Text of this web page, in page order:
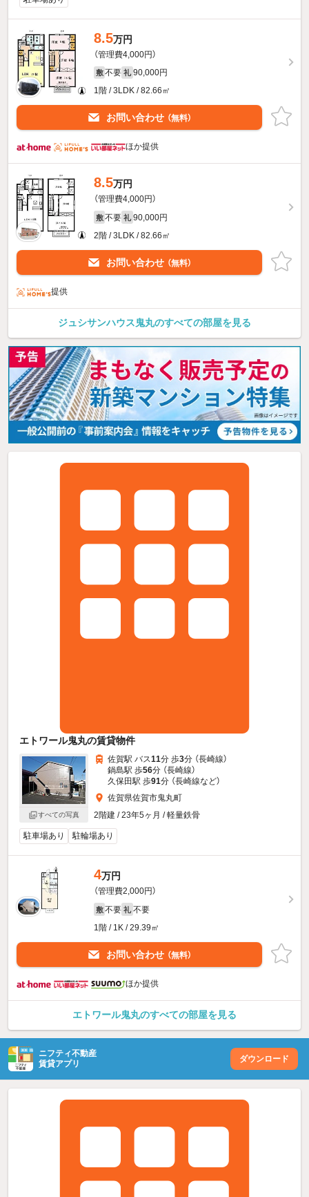
8.5万円
（管理費4,000円）
敷 不要 礼 90,000円
1階 / 3LDK / 82.66㎡
お問い合わせ （無料）
ほか提供
8.5万円
（管理費4,000円）
敷 不要 礼 90,000円
2階 / 3LDK / 82.66㎡
お問い合わせ （無料）
提供
ジュシサンハウス鬼丸のすべての部屋を見る
エトワール鬼丸の賃貸物件
すべての写真
佐賀駅 バス11分 歩3分 （長崎線）
鍋島駅 歩56分 （長崎線）
久保田駅 歩91分 （長崎線など）
佐賀県佐賀市鬼丸町
2階建 / 23年5ヶ月 / 軽量鉄骨
駐車場あり 駐輪場あり
4万円
（管理費2,000円）
敷 不要 礼 不要
1階 / 1K / 29.39㎡
お問い合わせ （無料）
ほか提供
エトワール鬼丸のすべての部屋を見る
ニフティ不動産
賃貸アプリ
ダウンロード